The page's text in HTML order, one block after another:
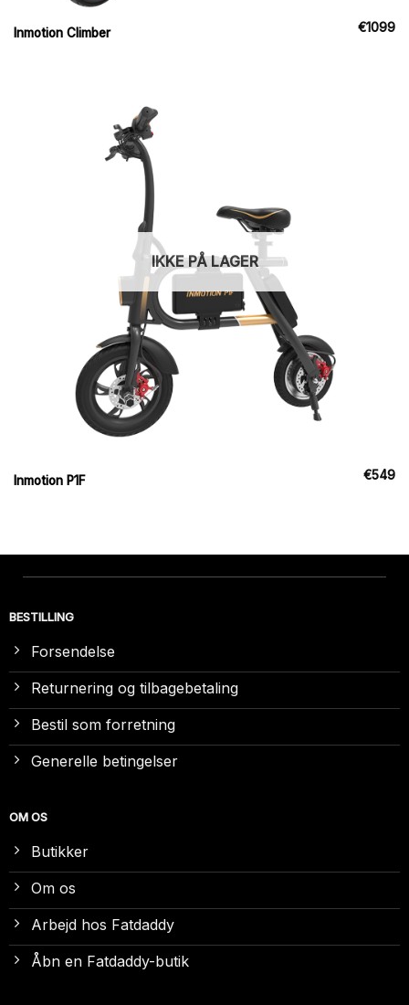
Inmotion Climber €1099
IKKE PÅ LAGER
Inmotion P1F €549
BESTILLING
Forsendelse
Returnering og tilbagebetaling
Bestil som forretning
Generelle betingelser
OM OS
Butikker
Om os
Arbejd hos Fatdaddy
Åbn en Fatdaddy-butik